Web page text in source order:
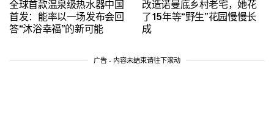
全球首款温泉级热水器中国
首发：能率以一场发布会回
答“沐浴幸福”的新可能
改造诺曼底乡村老宅，她花
了15年等“野生”花园慢慢长
成
广告 - 内容未结束请往下滚动